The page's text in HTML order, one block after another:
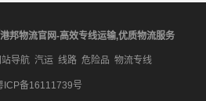
港邦物流官网-高效专线运输,优质物流服务
站导航 汽运 线路 危险品 物流专线
ICP备16111739号